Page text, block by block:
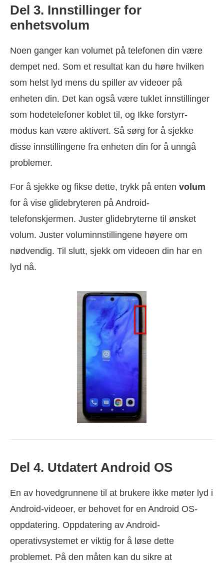
Del 3. Innstillinger for
enhetsvolum
Noen ganger kan volumet på telefonen din være
dempet ned. Som et resultat kan du høre hvilken
som helst lyd mens du spiller av videoer på
enheten din. Det kan også være tuklet innstillinger
som hodetelefoner koblet til, og Ikke forstyrr-
modus kan være aktivert. Så sørg for å sjekke
disse innstillingene fra enheten din for å unngå
problemer.
For å sjekke og fikse dette, trykk på enten volum
for å vise glidebryteren på Android-
telefonskjermen. Juster glidebryterne til ønsket
volum. Juster voluminnstillingene høyere om
nødvendig. Til slutt, sjekk om videoen din har en
lyd nå.
Del 4. Utdatert Android OS
En av hovedgrunnene til at brukere ikke møter lyd i
Android-videoer, er behovet for en Android OS-
oppdatering. Oppdatering av Android-
operativsystemet er viktig for å løse dette
problemet. På den måten kan du sikre at